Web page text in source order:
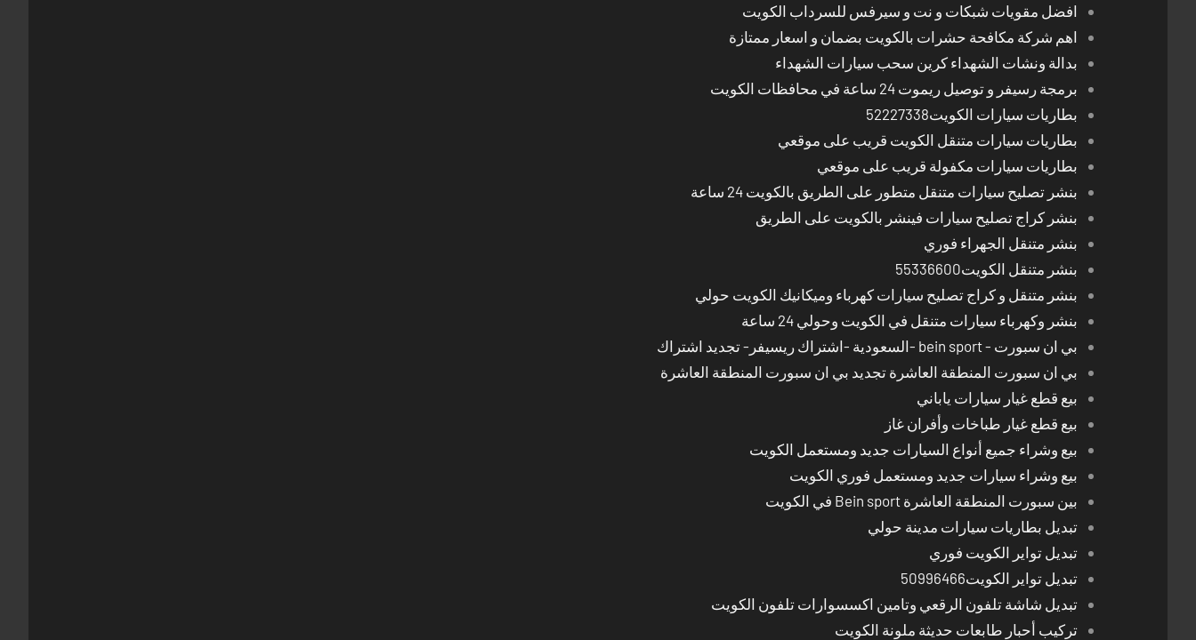
افضل مقويات شبكات و نت و سيرفس للسرداب الكويت
اهم شركة مكافحة حشرات بالكويت بضمان و اسعار ممتازة
بدالة ونشات الشهداء كرين سحب سيارات الشهداء
برمجة رسيفر و توصيل ريموت 24 ساعة في محافظات الكويت
بطاريات سيارات الكويت52227338
بطاريات سيارات متنقل الكويت قريب على موقعي
بطاريات سيارات مكفولة قريب على موقعي
بنشر تصليح سيارات متنقل متطور على الطريق بالكويت 24 ساعة
بنشر كراج تصليح سيارات فينشر بالكويت على الطريق
بنشر متنقل الجهراء فوري
بنشر متنقل الكويت55336600
بنشر متنقل و كراج تصليح سيارات كهرباء وميكانيك الكويت حولي
بنشر وكهرباء سيارات متنقل في الكويت وحولي 24 ساعة
بي ان سبورت - bein sport -السعودية -اشتراك ريسيفر- تجديد اشتراك
بي ان سبورت المنطقة العاشرة تجديد بي ان سبورت المنطقة العاشرة
بيع قطع غيار سيارات ياباني
بيع قطع غيار طباخات وأفران غاز
بيع وشراء جميع أنواع السيارات جديد ومستعمل الكويت
بيع وشراء سيارات جديد ومستعمل فوري الكويت
بين سبورت المنطقة العاشرة Bein sport في الكويت
تبديل بطاريات سيارات مدينة حولي
تبديل تواير الكويت فوري
تبديل تواير الكويت50996466
تبديل شاشة تلفون الرقعي وتامين اكسسوارات تلفون الكويت
تركيب أحبار طابعات حديثة ملونة الكويت